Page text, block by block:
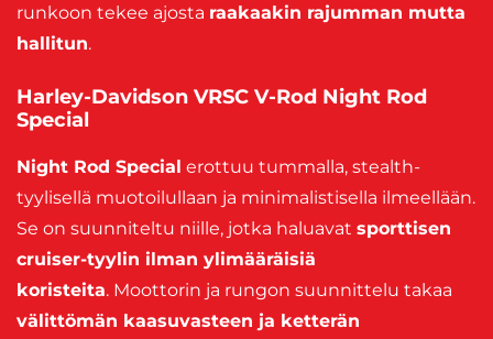
runkoon tekee ajosta raakaakin rajumman mutta
hallitun.
Harley-Davidson VRSC V-Rod Night Rod
Special
Night Rod Special erottuu tummalla, stealth-
tyylisellä muotoilullaan ja minimalistisella ilmeellään.
Se on suunniteltu niille, jotka haluavat sporttisen
cruiser-tyylin ilman ylimääräisiä
koristeita. Moottorin ja rungon suunnittelu takaa
välittömän kaasuvasteen ja ketterän